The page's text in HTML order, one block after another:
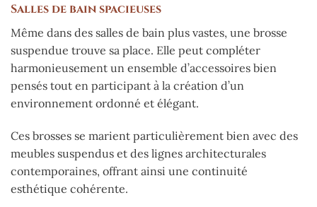
Salles de bain spacieuses
Même dans des salles de bain plus vastes, une brosse
suspendue trouve sa place. Elle peut compléter
harmonieusement un ensemble d’accessoires bien
pensés tout en participant à la création d’un
environnement ordonné et élégant.
Ces brosses se marient particulièrement bien avec des
meubles suspendus et des lignes architecturales
contemporaines, offrant ainsi une continuité
esthétique cohérente.